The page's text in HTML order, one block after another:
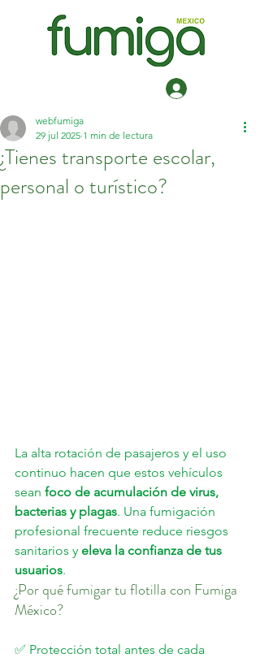
¿Tienes transporte escolar,
personal o turístico?
webfumiga
29 jul 2025 1 min de lectura
La alta rotación de pasajeros y el uso
continuo hacen que estos vehículos
sean foco de acumulación de virus,
bacterias y plagas. Una fumigación
profesional frecuente reduce riesgos
sanitarios y eleva la confianza de tus
usuarios.
¿Por qué fumigar tu flotilla con Fumiga
México?
✅ Protección total antes de cada